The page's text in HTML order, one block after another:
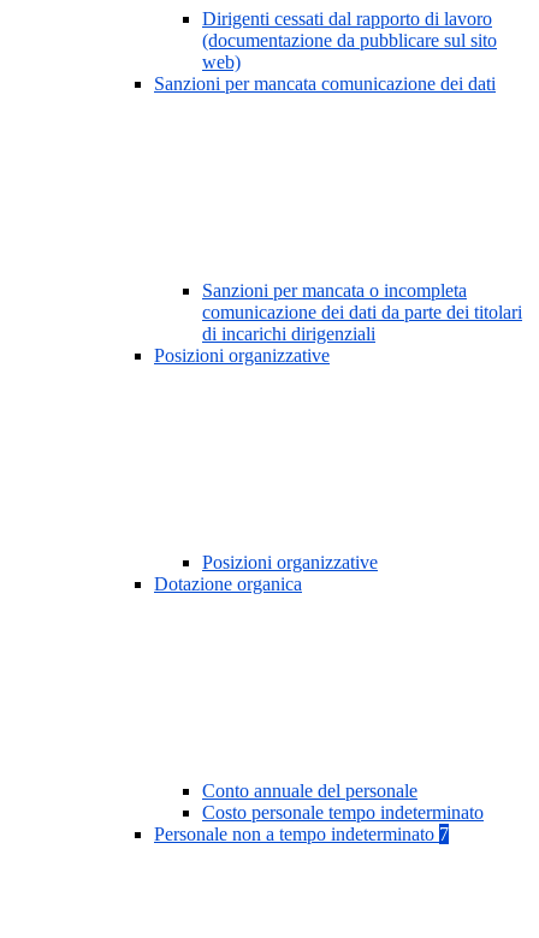
Dirigenti cessati dal rapporto di lavoro
(documentazione da pubblicare sul sito
web)
Sanzioni per mancata comunicazione dei dati
Sanzioni per mancata o incompleta
comunicazione dei dati da parte dei titolari
di incarichi dirigenziali
Posizioni organizzative
Posizioni organizzative
Dotazione organica
Conto annuale del personale
Costo personale tempo indeterminato
Personale non a tempo indeterminato 7